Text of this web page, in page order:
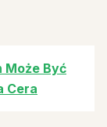
Może Być
Cera